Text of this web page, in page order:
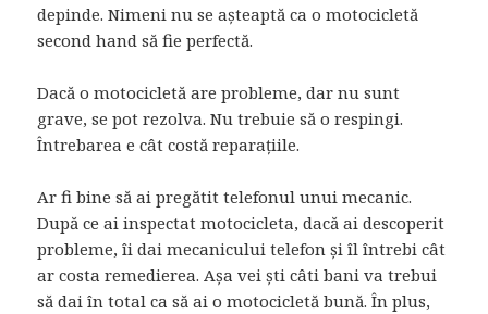
depinde. Nimeni nu se așteaptă ca o motocicletă
second hand să fie perfectă.
Dacă o motocicletă are probleme, dar nu sunt
grave, se pot rezolva. Nu trebuie să o respingi.
Întrebarea e cât costă reparațiile.
Ar fi bine să ai pregătit telefonul unui mecanic.
După ce ai inspectat motocicleta, dacă ai descoperit
probleme, îi dai mecanicului telefon și îl întrebi cât
ar costa remedierea. Așa vei ști câti bani va trebui
să dai în total ca să ai o motocicletă bună. În plus,